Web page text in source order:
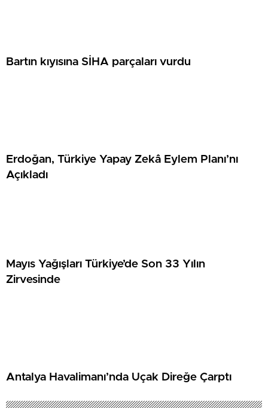
Bartın kıyısına SİHA parçaları vurdu
Erdoğan, Türkiye Yapay Zekâ Eylem Planı’nı
Açıkladı
Mayıs Yağışları Türkiye’de Son 33 Yılın
Zirvesinde
Antalya Havalimanı’nda Uçak Direğe Çarptı